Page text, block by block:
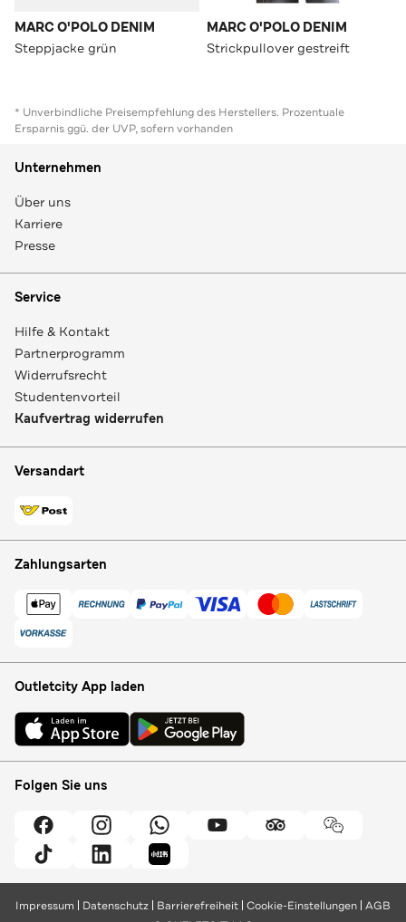
MARC O'POLO DENIM
Steppjacke grün
MARC O'POLO DENIM
Strickpullover gestreift
* Unverbindliche Preisempfehlung des Herstellers. Prozentuale
Ersparnis ggü. der UVP, sofern vorhanden
Unternehmen
Über uns
Karriere
Presse
Service
Hilfe & Kontakt
Partnerprogramm
Widerrufsrecht
Studentenvorteil
Kaufvertrag widerrufen
Versandart
Zahlungsarten
Outletcity App laden
Folgen Sie uns
Impressum Datenschutz Barrierefreiheit Cookie-Einstellungen AGB